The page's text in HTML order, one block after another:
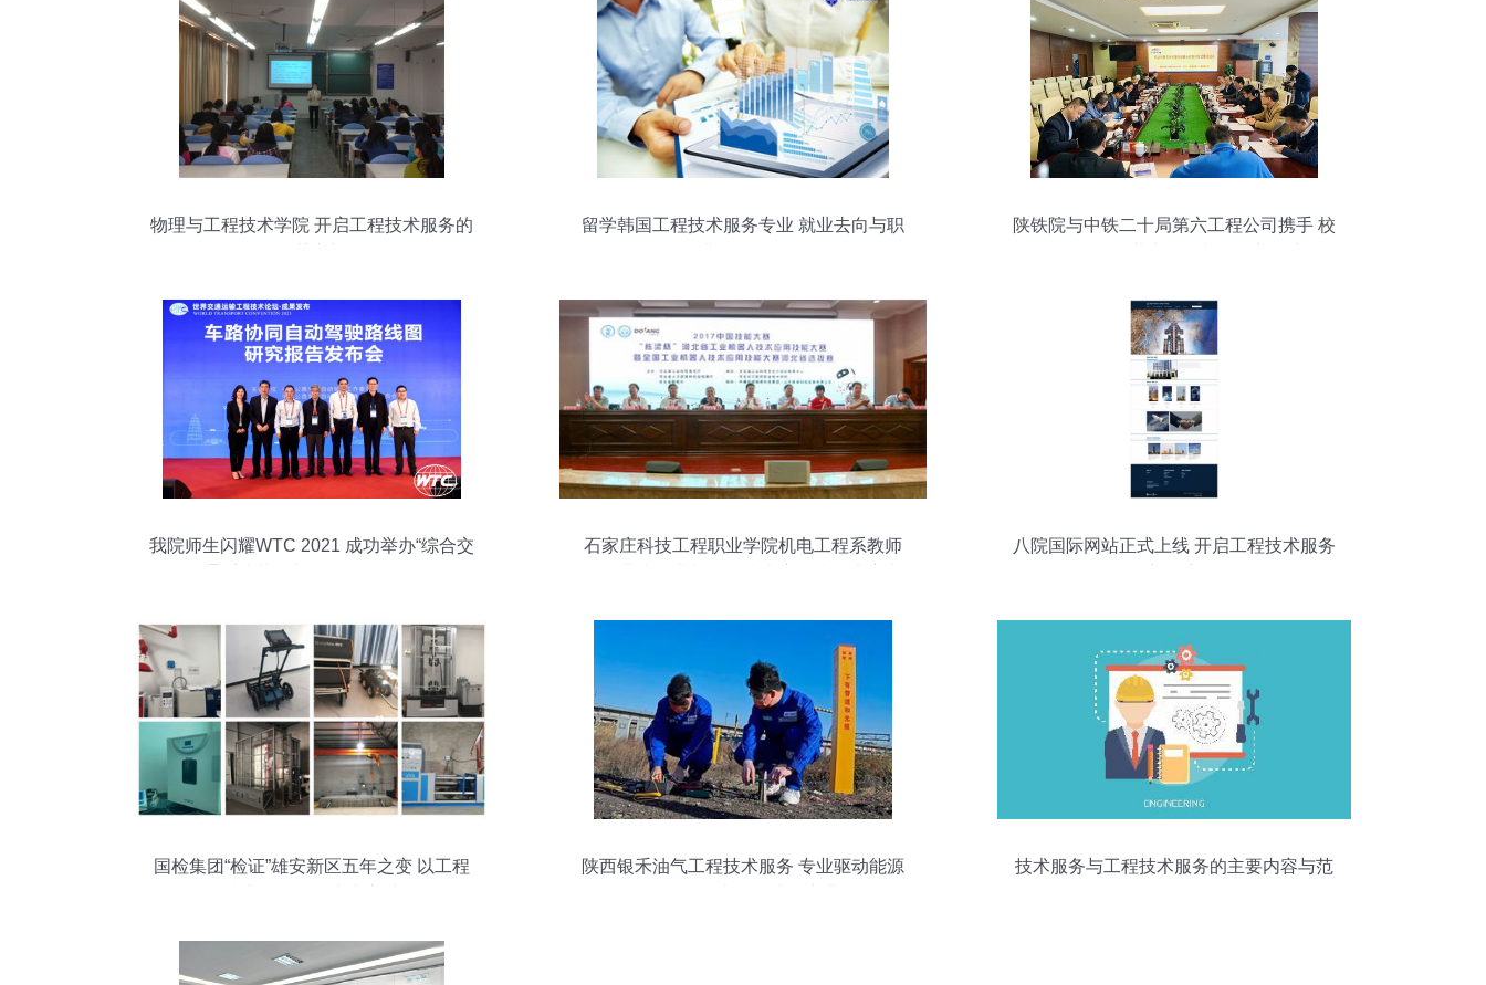
物理与工程技术学院 开启工程技术服务的
留学韩国工程技术服务专业 就业去向与职
陕铁院与中铁二十局第六工程公司携手 校
我院师生闪耀WTC 2021 成功举办“综合交
石家庄科技工程职业学院机电工程系教师
八院国际网站正式上线 开启工程技术服务
国检集团“检证”雄安新区五年之变 以工程
陕西银禾油气工程技术服务 专业驱动能源
技术服务与工程技术服务的主要内容与范